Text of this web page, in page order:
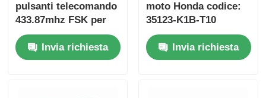
pulsanti telecomando
433.87mhz FSK per
Su-zuki Jim-ny 2005-
2017 Senza chip
37182-A7 Solo
Invia richiesta
moto Honda codice:
35123-K1B-T10
telecomando a tre
pulsanti
FSK433.92MHz con
Invia richiesta